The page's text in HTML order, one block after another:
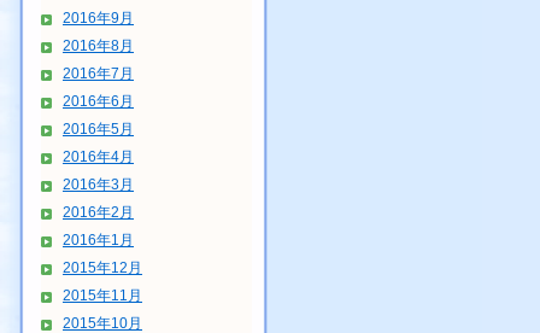
2016年9月
2016年8月
2016年7月
2016年6月
2016年5月
2016年4月
2016年3月
2016年2月
2016年1月
2015年12月
2015年11月
2015年10月